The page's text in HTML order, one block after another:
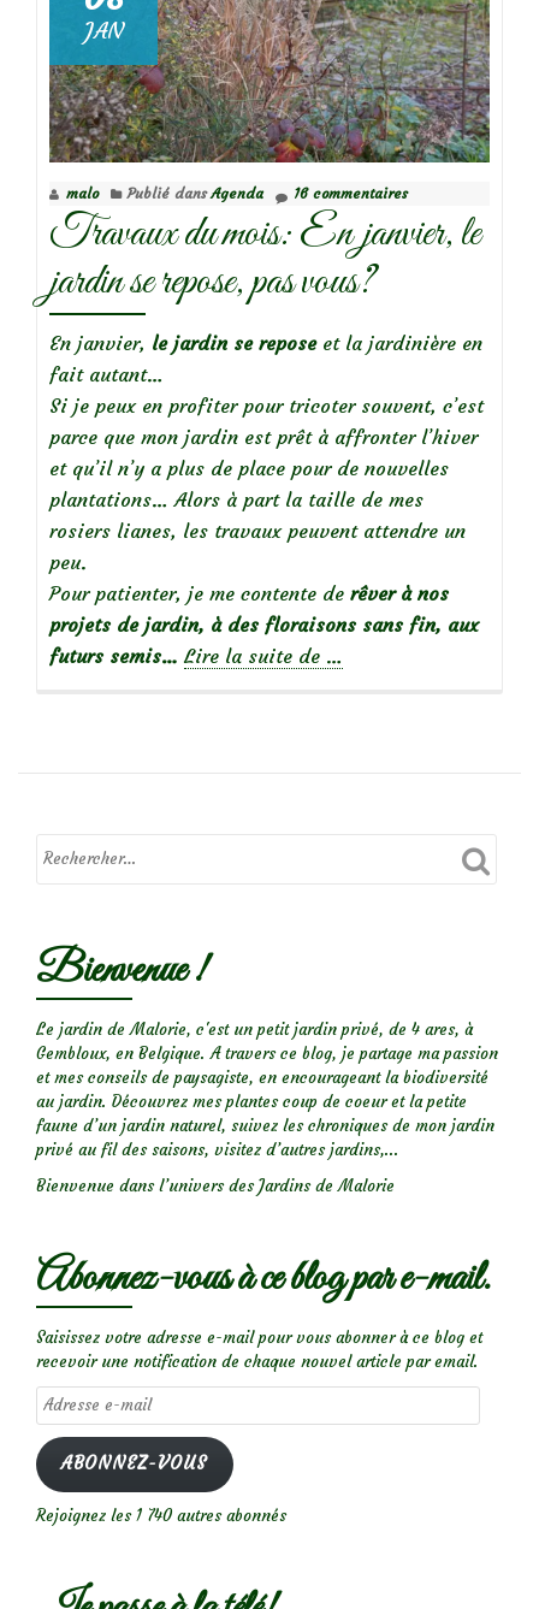
JAN
malo Publié dansAgenda 16 commentaires
Travaux du mois: En janvier, le
jardin se repose, pas vous?
En janvier, le jardin se reposeet la jardinière en
fait autant…
Si je peux en profiter pour tricoter souvent, c’est
parce que mon jardin est prêt à affronter l’hiver
et qu’il n’y a plus de place pour de nouvelles
plantations… Alors à part la taille de mes
rosiers lianes, les travaux peuvent attendre un
peu.
Pour patienter, je me contente de rêver à nos
projets de jardin, à des floraisons sans fin, aux
futurs semis… Lire la suite de
mois:
janvier,
vous?
…
Bienvenue !
Le jardin de Malorie, c'est un petit jardin privé, de 4 ares, à
Gembloux, en Belgique. A travers ce blog, je partage ma passion
et mes conseils de paysagiste, en encourageant la biodiversité
au jardin. Découvrez mes plantes coup de coeur et la petite
faune d’un jardin naturel, suivez les chroniques de mon jardin
privé au fil des saisons, visitez d’autres jardins,...
Bienvenue dans l’univers des Jardins de Malorie
Abonnez-vous à ce blog par e-mail.
Saisissez votre adresse e-mail pour vous abonner à ce blog et
recevoir une notification de chaque nouvel article par email.
Adresse
e-
mail
ABONNEZ-VOUS
Rejoignez les 1 740 autres abonnés